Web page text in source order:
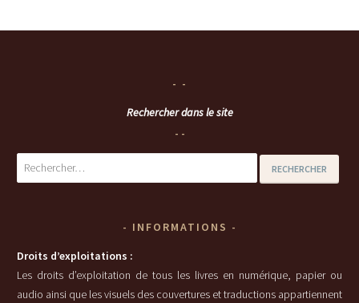
Rechercher dans le site
Rechercher :
INFORMATIONS
Droits d’exploitations :
Les droits d’exploitation de tous les livres en numérique, papier ou
audio ainsi que les visuels des couvertures et traductions appartiennent